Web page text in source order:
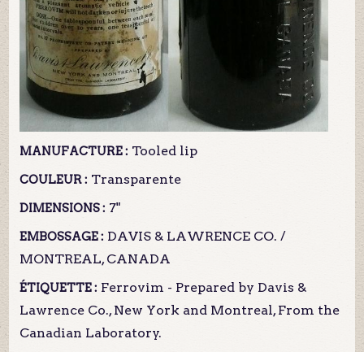
MANUFACTURE : Tooled lip
COULEUR : Transparente
DIMENSIONS : 7"
EMBOSSAGE : DAVIS & LAWRENCE CO. /
MONTREAL, CANADA
ÉTIQUETTE : Ferrovim - Prepared by Davis &
Lawrence Co., New York and Montreal, From the
Canadian Laboratory.